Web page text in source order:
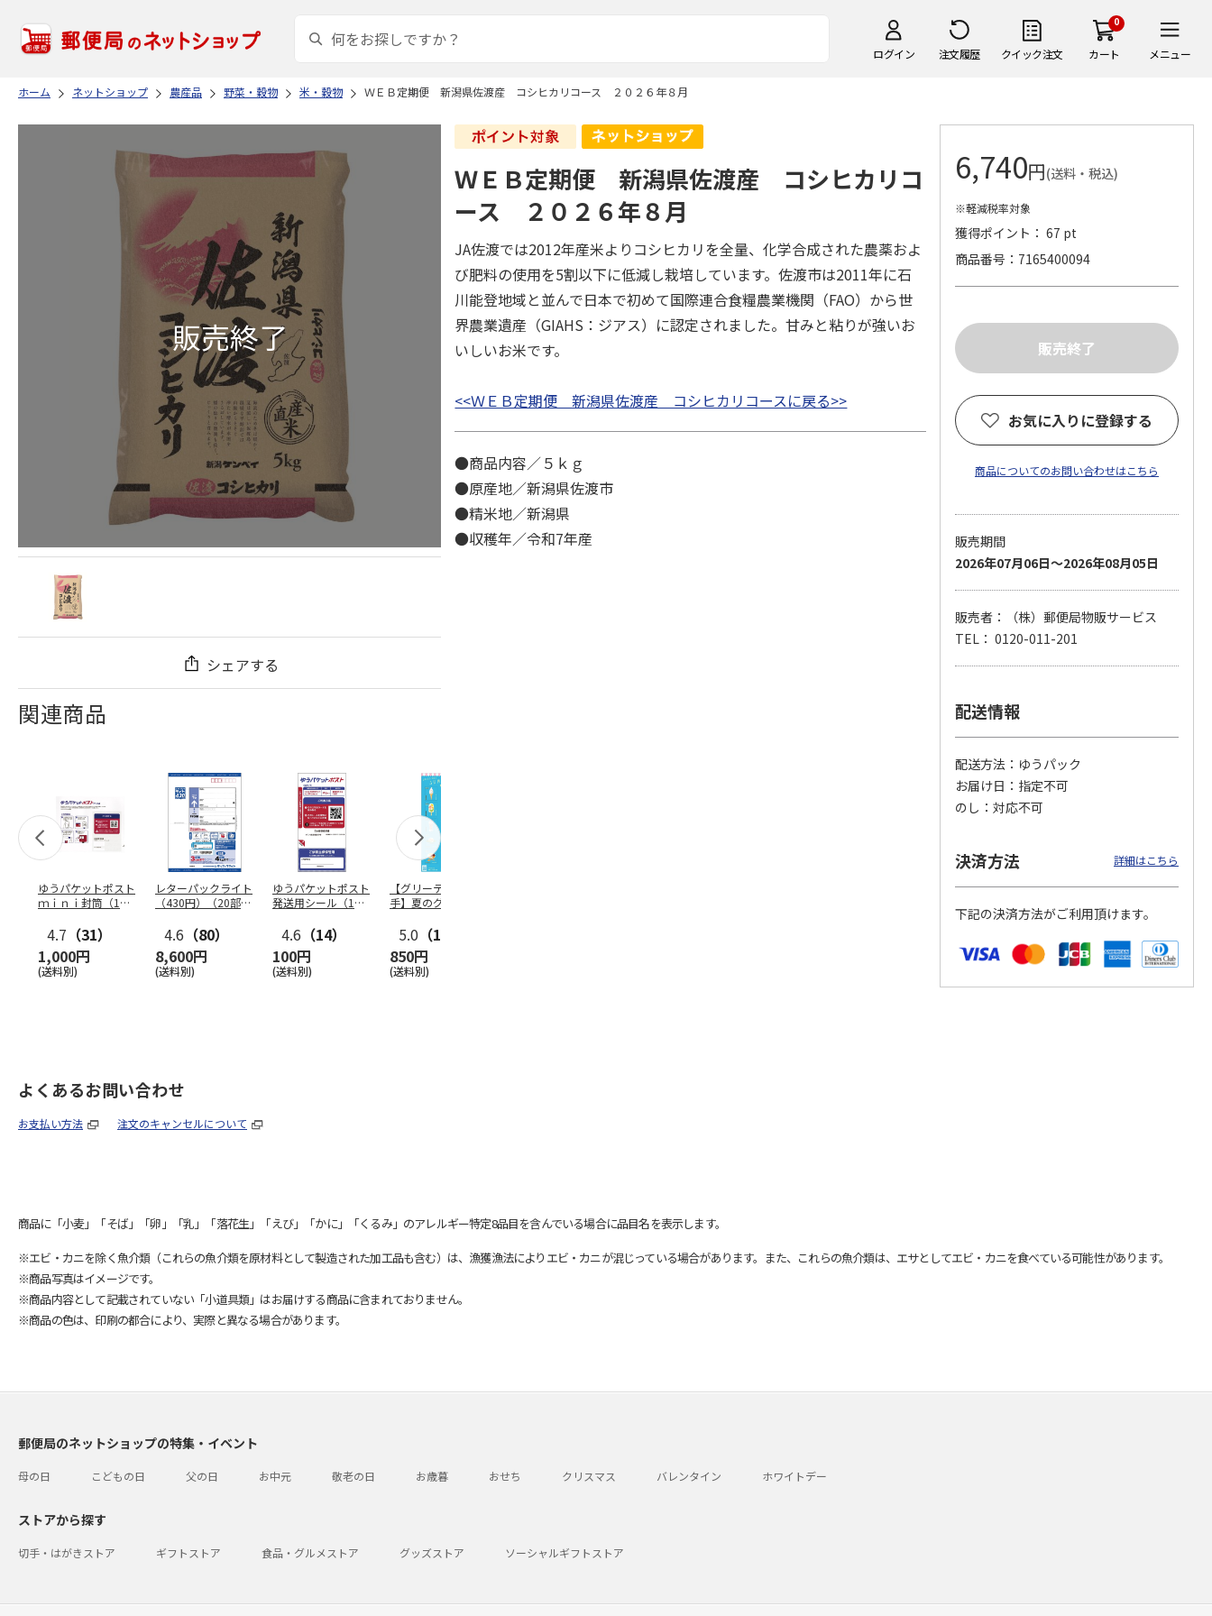
ログイン 注文履歴 クイック注文
0
カート メニュー
ホーム ネットショップ 農産品 野菜・穀物 米・穀物 ＷＥＢ定期便 新潟県佐渡産 コシヒカリコース ２０２６年８月
シェアする
関連商品
ゆうパケットポスト
ｍｉｎｉ封筒（1個
4.7 （31）
1,000円
(送料別)
レターパックライト
（430円）（20部セ
4.6 （80）
8,600円
(送料別)
ゆうパケットポスト
発送用シール（1個
4.6 （14）
100円
(送料別)
【グリーティング切
手】夏のグリーティ
5.0 （10）
850円
(送料別)
【グリーティング切
【グリーティング切
（シンプル）（110
5,500円
【のり式】110円普
ート100枚）
11,000円
(送料別)
ＷＥＢ定期便 新潟県佐渡産 コシヒカリコ
ース ２０２６年８月
JA佐渡では2012年産米よりコシヒカリを全量、化学合成された農薬およ
び肥料の使用を5割以下に低減し栽培しています。佐渡市は2011年に石
川能登地域と並んで日本で初めて国際連合食糧農業機関（FAO）から世
界農業遺産（GIAHS：ジアス）に認定されました。甘みと粘りが強いお
いしいお米です。
<<ＷＥＢ定期便 新潟県佐渡産 コシヒカリコースに戻る>>
●商品内容／５ｋｇ
●原産地／新潟県佐渡市
●精米地／新潟県
●収穫年／令和7年産
6,740円(送料・税込)
※軽減税率対象
獲得ポイント： 67 pt
商品番号
7165400094
お気に入りに登録する
商品についてのお問い合わせはこちら
販売期間
2026年07月06日～2026年08月05日
販売者：（株）郵便局物販サービス
TEL： 0120-011-201
配送情報
配送方法
ゆうパック
お届け日
指定不可
のし
対応不可
決済方法 詳細はこちら
下記の決済方法がご利用頂けます。
よくあるお問い合わせ
お支払い方法 注文のキャンセルについて
商品に「小麦」「そば」「卵」「乳」「落花生」「えび」「かに」「くるみ」のアレルギー特定8品目を含んでいる場合に品目名を表示します。
※エビ・カニを除く魚介類（これらの魚介類を原材料として製造された加工品も含む）は、漁獲漁法によりエビ・カニが混じっている場合があります。また、これらの魚介類は、エサとしてエビ・カニを食べている可能性があります。
※商品写真はイメージです。
※商品内容として記載されていない「小道具類」はお届けする商品に含まれておりません。
※商品の色は、印刷の都合により、実際と異なる場合があります。
郵便局のネットショップの特集・イベント
母の日 こどもの日 父の日 お中元 敬老の日 お歳暮 おせち クリスマス バレンタイン ホワイトデー
ストアから探す
切手・はがきストア ギフトストア 食品・グルメストア グッズストア ソーシャルギフトストア